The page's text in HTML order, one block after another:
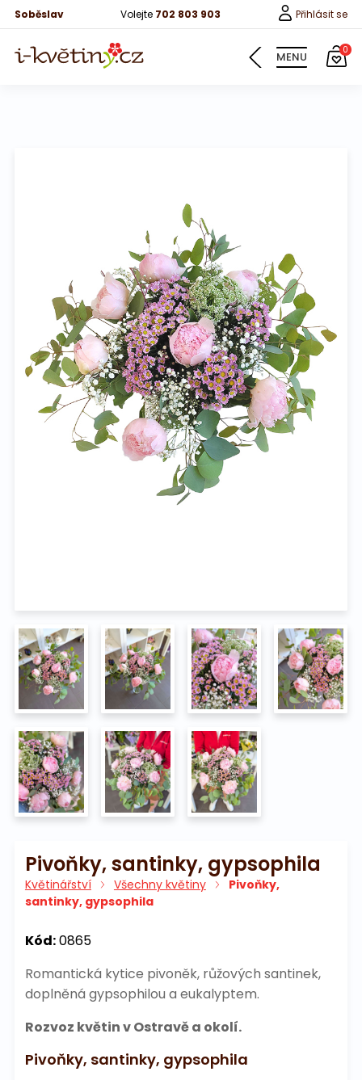
Soběslav Volejte 702 803 903 Přihlásit se
MENU 0
Bonboniery
Vína
Na pohřeb
Pivoňky, santinky, gypsophila
Květinářství Všechny květiny
Pivoňky,
santinky, gypsophila
Kód:0865
Romantická kytice pivoněk, růžových santinek,
doplněná gypsophilou a eukalyptem.
Rozvoz květin v Ostravě a okolí.
Pivoňky, santinky, gypsophila